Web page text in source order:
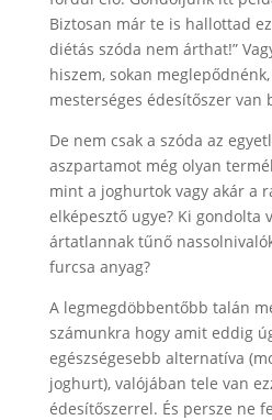
Biztosan már te is hallottad
diétás szóda nem árthat!”
hiszem, sokan
mesterséges édesítőszer van
De nem csak a szóda az
aszpartamot még olyan
mint a joghurtok vagy akár a
elképesztő ugye? Ki gondolta
ártatlannak tűnő
furcsa anyag?
A legmegdöbbentőbb talán
számunkra hogy amit eddig
egészségesebb alternatíva
joghurt), valójában tele van
édesítőszerrel. És persze ne